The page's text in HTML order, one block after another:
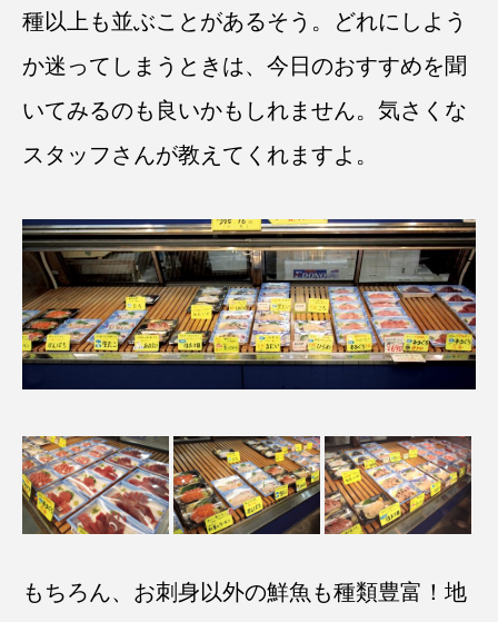
種以上も並ぶことがあるそう。どれにしよう
か迷ってしまうときは、今日のおすすめを聞
いてみるのも良いかもしれません。気さくな
スタッフさんが教えてくれますよ。
もちろん、お刺身以外の鮮魚も種類豊富！地